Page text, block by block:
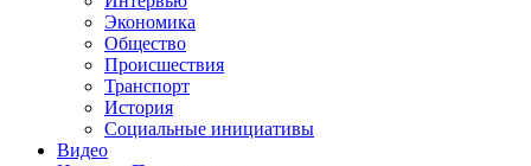
Экономика
Общество
Происшествия
Транспорт
История
Социальные инициативы
Видео